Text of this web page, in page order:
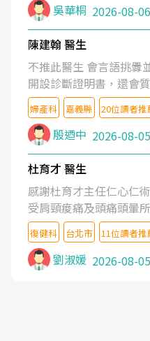
吳華桐 2026-08-06
陳建翰 醫生
不推此醫生 會言語挑釁
開設診斷證明書，還會
婦產科 嘉義縣 20位讀者推
殷迺中 2026-08-05
杜育才 醫生
感謝杜育才主任仁心仁
受肩頸痠痛及頭痛頭暈
檢查,也嘗試過西醫打針,
沒有用,後來連吃到嗎啡
症狀,沒多久就痛起來,多
台灣親友介紹忠孝醫院
復健科 台北市 11位讀者推
劉淑媛 2026-08-05